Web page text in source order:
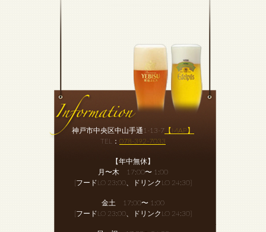
神戸市中央区中山手通1-13-7 【MAP】
TEL： 078-392-7033
【年中無休】
月〜木 17:00〜 1:00
[フードLO 23:00、ドリンクLO 24:30]
金土 17:00〜 1:00
[フードLO 23:00、ドリンクLO 24:30]